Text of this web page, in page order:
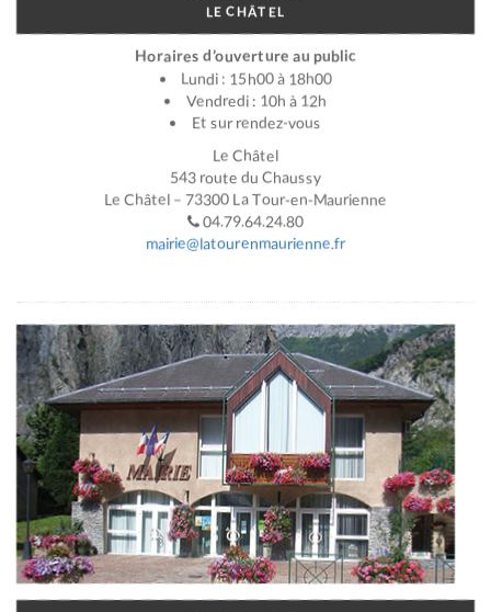
LE CHÂTEL
Horaires d’ouverture au public
Lundi : 15h00 à 18h00
Vendredi : 10h à 12h
Et sur rendez-vous
Le Châtel
543 route du Chaussy
Le Châtel – 73300 La Tour-en-Maurienne
04.79.64.24.80
mairie@latourenmaurienne.fr